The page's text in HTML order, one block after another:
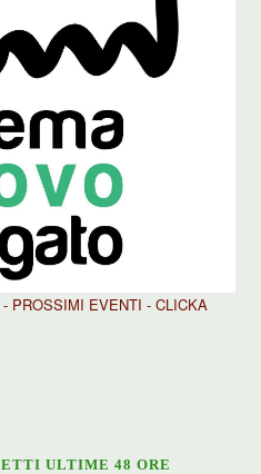
PROSSIMI EVENTI - CLICKA
ULTIME 48 ORE